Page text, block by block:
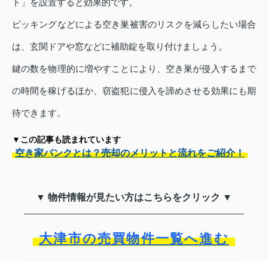
ト」を設置すると効果的です。
ピッキングなどによる空き巣被害のリスクを減らしたい場合
は、玄関ドアや窓などに補助錠を取り付けましょう。
鍵の数を物理的に増やすことにより、空き巣が侵入するまで
の時間を稼げるほか、窃盗犯に侵入を諦めさせる効果にも期
待できます。
▼この記事も読まれています
空き家バンクとは？売却のメリットと流れをご紹介！
▼ 物件情報が見たい方はこちらをクリック ▼
大津市の売買物件一覧へ進む